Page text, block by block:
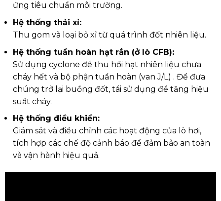
ứng tiêu chuẩn môi trường.
Hệ thống thải xỉ:
Thu gom và loại bỏ xỉ từ quá trình đốt nhiên liệu.
Hệ thống tuần hoàn hạt rắn (ở lò CFB):
Sử dụng cyclone để thu hồi hạt nhiên liệu chưa
cháy hết và bộ phận tuần hoàn (van J/L) . Để đưa
chúng trở lại buồng đốt, tái sử dụng để tăng hiệu
suất cháy.
Hệ thống điều khiển:
Giám sát và điều chỉnh các hoạt động của lò hơi,
tích hợp các chế độ cảnh báo để đảm bảo an toàn
và vận hành hiệu quả.